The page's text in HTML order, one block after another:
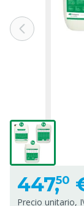
447,50
Precio unitario,